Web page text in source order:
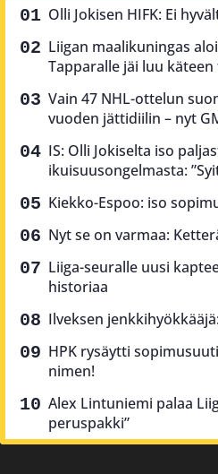
Olli Jokisen HIFK: Ei
Liigan maalikuningas
Tapparalle jäi luu käteen
Vain 47 NHL-ottelun
vuoden jättidiilin – nyt
IS: Olli Jokiselta iso
ikuisuusongelmasta:
Kiekko-Espoo: iso
Nyt se on varmaa:
Liiga-seuralle uusi
historiaa
Ilveksen
HPK rysäytti
nimen!
Alex Lintuniemi palaa
peruspakki”